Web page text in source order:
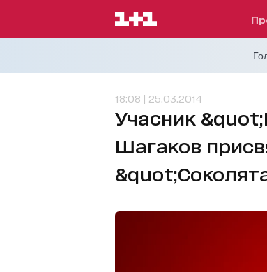
18:08 | 25.03.2014
Учасник
Шагаков